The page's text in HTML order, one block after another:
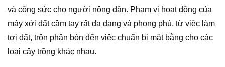
và công sức cho người nông dân. Phạm vi hoạt động của
máy xới đất cầm tay rất đa dạng và phong phú, từ việc làm
tơi đất, trộn phân bón đến việc chuẩn bị mặt bằng cho các
loại cây trồng khác nhau.